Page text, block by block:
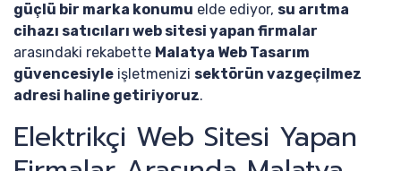
güçlü bir marka konumu elde ediyor, su arıtma
cihazı satıcıları web sitesi yapan firmalar
arasındaki rekabette Malatya Web Tasarım
güvencesiyle işletmenizi sektörün vazgeçilmez
adresi haline getiriyoruz.
Elektrikçi Web Sitesi Yapan